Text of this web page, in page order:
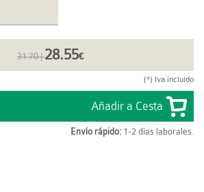
31.70 |28.55€
(*) Iva incluido
Envío rápido: 1-2 días laborales.